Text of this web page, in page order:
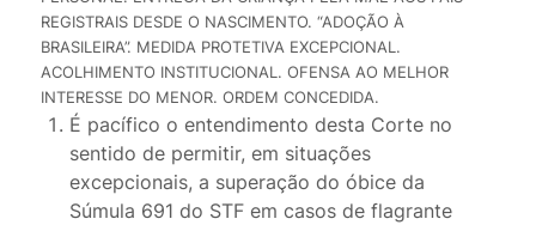
REGISTRAIS DESDE O NASCIMENTO. “ADOÇÃO À
BRASILEIRA”. MEDIDA PROTETIVA EXCEPCIONAL.
ACOLHIMENTO INSTITUCIONAL. OFENSA AO MELHOR
INTERESSE DO MENOR. ORDEM CONCEDIDA.
É pacífico o entendimento desta Corte no
sentido de permitir, em situações
excepcionais, a superação do óbice da
Súmula 691 do STF em casos de flagrante